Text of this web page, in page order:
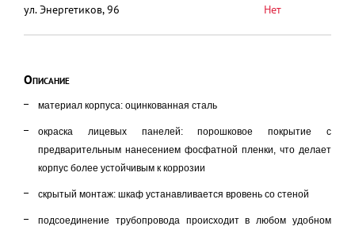
ул. Энергетиков, 96 Нет
Описание
материал корпуса: оцинкованная сталь
окраска лицевых панелей: порошковое покрытие с
предварительным нанесением фосфатной пленки, что делает
корпус более устойчивым к коррозии
скрытый монтаж: шкаф устанавливается вровень со стеной
подсоединение трубопровода происходит в любом удобном